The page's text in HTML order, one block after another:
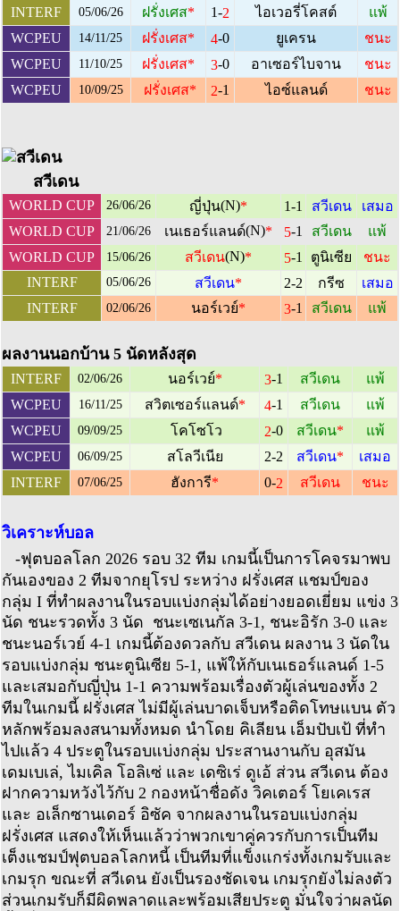
INTERF 05/06/26 ฝรั่งเศส* 1-2 ไอเวอรี่โคสต์
แพ้
WCPEU
14/11/25 ฝรั่งเศส* 4-0 ยูเครน
ชนะ
WCPEU
11/10/25 ฝรั่งเศส* 3-0 อาเซอร์ไบจาน
ชนะ
WCPEU
10/09/25 ฝรั่งเศส* 2-1 ไอซ์แลนด์ ชนะ
สวีเดน
WORLD CUP 26/06/26 ญี่ปุ่น(N)* 1-1 สวีเดน
เสมอ
WORLD CUP
21/06/26 เนเธอร์แลนด์(N)* 5-1 สวีเดน
แพ้
WORLD CUP
15/06/26 สวีเดน(N)* 5-1 ตูนิเซีย
ชนะ
INTERF
05/06/26 สวีเดน* 2-2 กรีซ
เสมอ
INTERF
02/06/26 นอร์เวย์* 3-1 สวีเดน แพ้
ผลงานนอกบ้าน 5 นัดหลังสุด
INTERF 02/06/26 นอร์เวย์* 3-1 สวีเดน
แพ้
WCPEU
16/11/25 สวิตเซอร์แลนด์* 4-1 สวีเดน
แพ้
WCPEU
09/09/25 โคโซโว 2-0 สวีเดน*
แพ้
WCPEU
06/09/25 สโลวีเนีย 2-2 สวีเดน*
เสมอ
INTERF
07/06/25 ฮังการี* 0-2 สวีเดน ชนะ
วิเคราะห์บอล
-ฟุตบอลโลก 2026 รอบ 32 ทีม เกมนี้เป็นการโคจรมาพบ
กันเองของ 2 ทีมจากยุโรป ระหว่าง ฝรั่งเศส แชมป์ของ
กลุ่ม I ที่ทำผลงานในรอบแบ่งกลุ่มได้อย่างยอดเยี่ยม แข่ง 3
นัด ชนะรวดทั้ง 3 นัด ชนะเซเนกัล 3-1, ชนะอิรัก 3-0 และ
ชนะนอร์เวย์ 4-1 เกมนี้ต้องดวลกับ สวีเดน ผลงาน 3 นัดใน
รอบแบ่งกลุ่ม ชนะตูนิเซีย 5-1, แพ้ให้กับเนเธอร์แลนด์ 1-5
และเสมอกับญี่ปุ่น 1-1 ความพร้อมเรื่องตัวผู้เล่นของทั้ง 2
ทีมในเกมนี้ ฝรั่งเศส ไม่มีผู้เล่นบาดเจ็บหรือติดโทษแบน ตัว
หลักพร้อมลงสนามทั้งหมด นำโดย คิเลียน เอ็มปับเป้ ที่ทำ
ไปแล้ว 4 ประตูในรอบแบ่งกลุ่ม ประสานงานกับ อุสมัน
เดมเบเล่, ไมเคิล โอลิเซ่ และ เดซิเร่ ดูเอ้ ส่วน สวีเดน ต้อง
ฝากความหวังไว้กับ 2 กองหน้าชื่อดัง วิคเตอร์ โยเคเรส
และ อเล็กซานเดอร์ อิซัค จากผลงานในรอบแบ่งกลุ่ม
ฝรั่งเศส แสดงให้เห็นแล้วว่าพวกเขาคู่ควรกับการเป็นทีม
เต็งแชมป์ฟุตบอลโลกหนี้ เป็นทีมที่แข็งแกร่งทั้งเกมรับและ
เกมรุก ขณะที่ สวีเดน ยังเป็นรองชัดเจน เกมรุกยังไม่ลงตัว
ส่วนเกมรับก็มีผิดพลาดและพร้อมเสียประตู มั่นใจว่าผลนัด